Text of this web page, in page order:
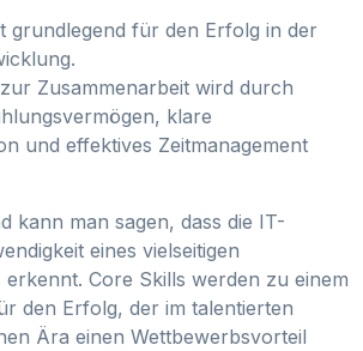
grundlegend für den Erfolg in der
Zusammenarbeit wird durch
klare
und effektives Zeitmanagement
kann man sagen, dass die IT-
eines vielseitigen
erkennt. Core Skills werden zu einem
den Erfolg, der im talentierten
Ära einen Wettbewerbsvorteil